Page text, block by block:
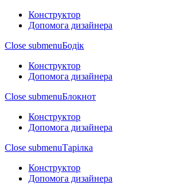
Конструктор
Допомога дизайнера
Close submenuБодік
Конструктор
Допомога дизайнера
Close submenuБлокнот
Конструктор
Допомога дизайнера
Close submenuТарілка
Конструктор
Допомога дизайнера